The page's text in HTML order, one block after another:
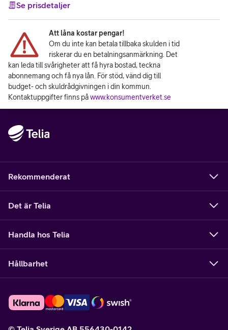
Se prisdetaljer
Att låna kostar pengar!
Om du inte kan betala tillbaka skulden i tid
riskerar du en betalningsanmärkning. Det
kan leda till svårigheter att få hyra bostad, teckna
abonnemang och få nya lån. För stöd, vänd dig till
budget- och skuldrådgivningen i din kommun.
Kontaktuppgifter finns påwww.konsumentverket.se
Rekommenderat
Det är Telia
Handla hos Telia
Hållbarhet